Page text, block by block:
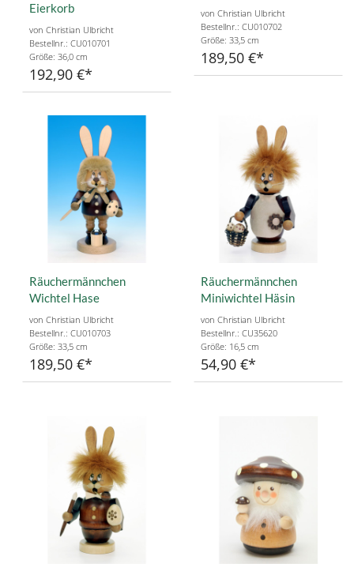
Eierkorb
von Christian Ulbricht
Bestellnr.: CU010701
Größe: 36,0 cm
192,90 €
von Christian Ulbricht
Bestellnr.: CU010702
Größe: 33,5 cm
189,50 €
Räuchermännchen
Wichtel Hase
von Christian Ulbricht
Bestellnr.: CU010703
Größe: 33,5 cm
189,50 €
Räuchermännchen
Miniwichtel Häsin
von Christian Ulbricht
Bestellnr.: CU35620
Größe: 16,5 cm
54,90 €